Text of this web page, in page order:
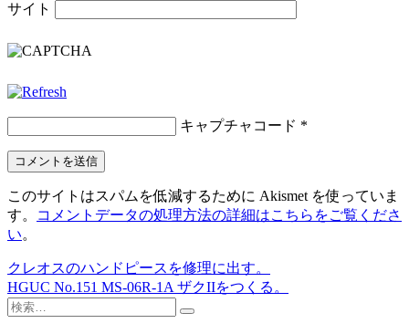
サイト
キャプチャコード *
このサイトはスパムを低減するために Akismet を使っていま
す。
コメントデータの処理方法の詳細はこちらをご覧くださ
い。
投
稿
クレオスのハンドピースを修理に出す。
HGUC No.151 MS-06R-1A ザクIIをつくる。
検